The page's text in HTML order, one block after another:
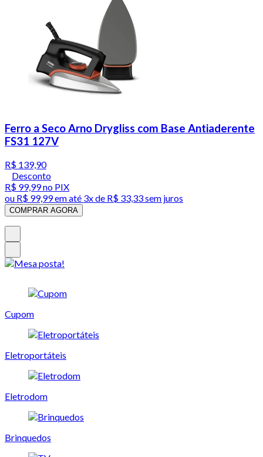
Ferro a Seco Arno Drygliss com Base Antiaderente
FS31 127V
R$ 139,90
Desconto
R$ 99,99no PIX
ou R$ 99,99em até 3x de R$ 33,33 sem juros
COMPRAR AGORA
Cupom
Eletroportáteis
Eletrodom
Brinquedos